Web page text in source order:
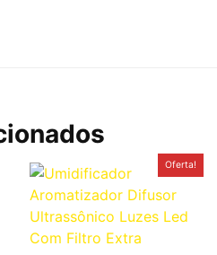
Oferta!
preço
original
era:
R$59,00.
atual
é:
R$46,99.